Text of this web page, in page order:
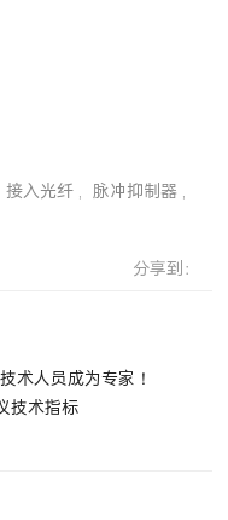
接入光纤, 脉冲抑制器
分享到：
术人员成为专家！
技术指标